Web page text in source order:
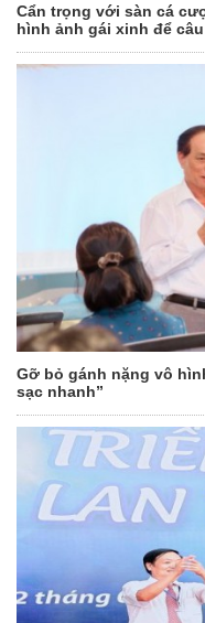
Cẩn trọng với sàn cá
hình ảnh gái xinh để
Gỡ bỏ gánh nặng vô
sạc nhanh”